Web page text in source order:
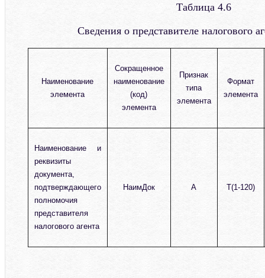
Таблица 4.6
Сведения о представителе налогового
Наименование
элемента
Сокращенное
наименование
(код)
элемента
Признак
типа
элемента
Формат
элемента
Наименование и
реквизиты
документа,
подтверждающего
полномочия
представителя
налогового агента
НаимДок А T(1-120)